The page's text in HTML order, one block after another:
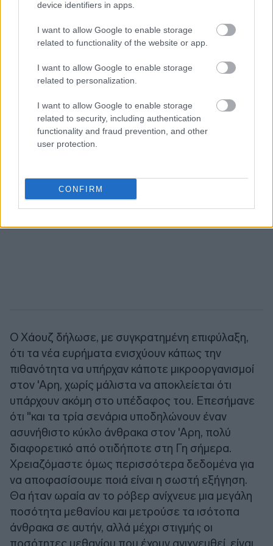
device identifiers in apps.
I want to allow Google to enable storage
related to functionality of the website or app.
I want to allow Google to enable storage
related to personalization.
I want to allow Google to enable storage
related to security, including authentication
functionality and fraud prevention, and other
user protection.
CONFIRM
Ο Χάουζ δήλωσε, με συγκρατημένη επιφύλαξη,
ότι τα νέα ευρήματα ενισχύουν κάπως την
πιθανότητα να υπήρχαν κάποτε μικροοργανισμοί
στον 'Αρη, χωρίς μάλιστα να αποκλείεται ότι
υπάρχουν ακόμη στο υπέδαφος του. Επεσήμανε
ότι "και τα τρία σενάρια υποδηλώνουν έναν
ασυνήθιστο κύκλο άνθρακα στον 'Αρη, πολύ
διαφορετικό από οτιδήποτε στη Γη σήμερα.
Χρειαζόμαστε όμως περισσότερα δεδομένα για
να αποφασίσουμε ποιά είναι η σωστή εξήγηση.
Θα ήταν ωραία αν το ρόβερ ανίχνευε μια μεγάλη
ποσότητα μεθανίου και μετρούσε τα ισότοπα
άνθρακα σε αυτήν, αλλά μέχρι στιγμής οι
ποσότητες μεθανίου που έχουν ανιχνευθεί, είναι